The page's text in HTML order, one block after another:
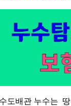
도배관 누수는